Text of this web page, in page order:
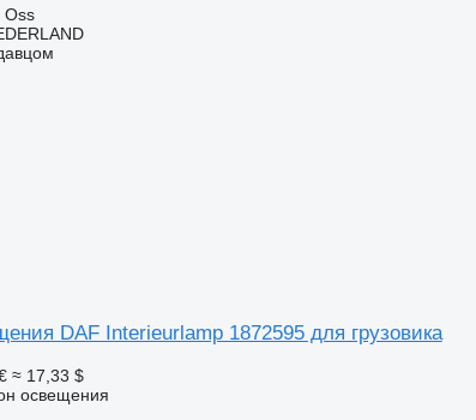
DAF Interieurlamp 1872595 для грузовика
≈ 17,33 $
освещения